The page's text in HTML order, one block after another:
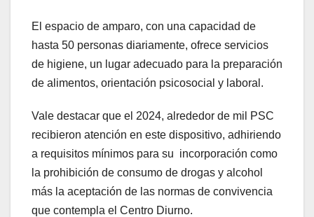
El espacio de amparo, con una capacidad de
hasta 50 personas diariamente, ofrece servicios
de higiene, un lugar adecuado para la preparación
de alimentos, orientación psicosocial y laboral.
Vale destacar que el 2024, alrededor de mil PSC
recibieron atención en este dispositivo, adhiriendo
a requisitos mínimos para su incorporación como
la prohibición de consumo de drogas y alcohol
más la aceptación de las normas de convivencia
que contempla el Centro Diurno.